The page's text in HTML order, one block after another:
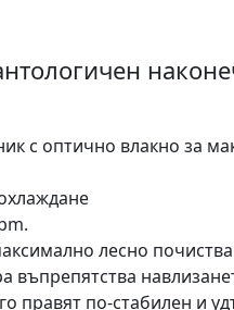
с оптично влакно за
лесно
въпрепятства
правят по-стабилен и